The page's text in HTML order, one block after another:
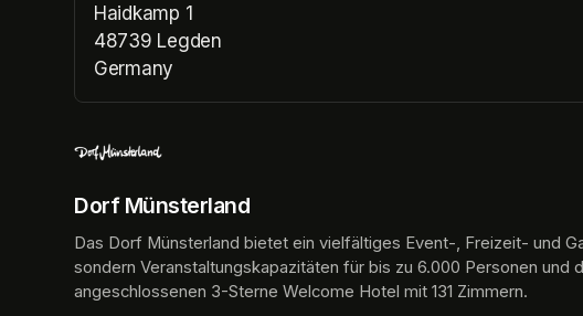
Haidkamp 1
48739 Legden
Germany
Dorf Münsterland
Das Dorf Münsterland bietet ein vielfältiges Event-, Freizeit- und
sondern Veranstaltungskapazitäten für bis zu 6.000 Personen
angeschlossenen 3-Sterne Welcome Hotel mit 131 Zimmern.